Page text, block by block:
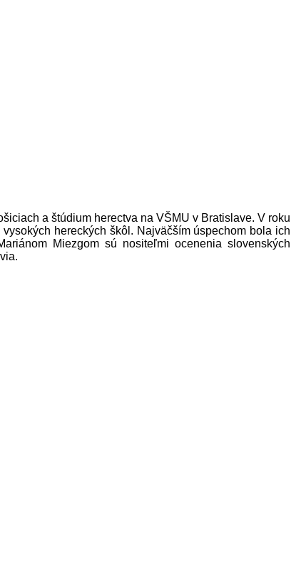
a štúdium herectva na VŠMU v Bratislave. V roku
hereckých škôl. Najväčším úspechom bola ich
Miezgom sú nositeľmi ocenenia slovenských